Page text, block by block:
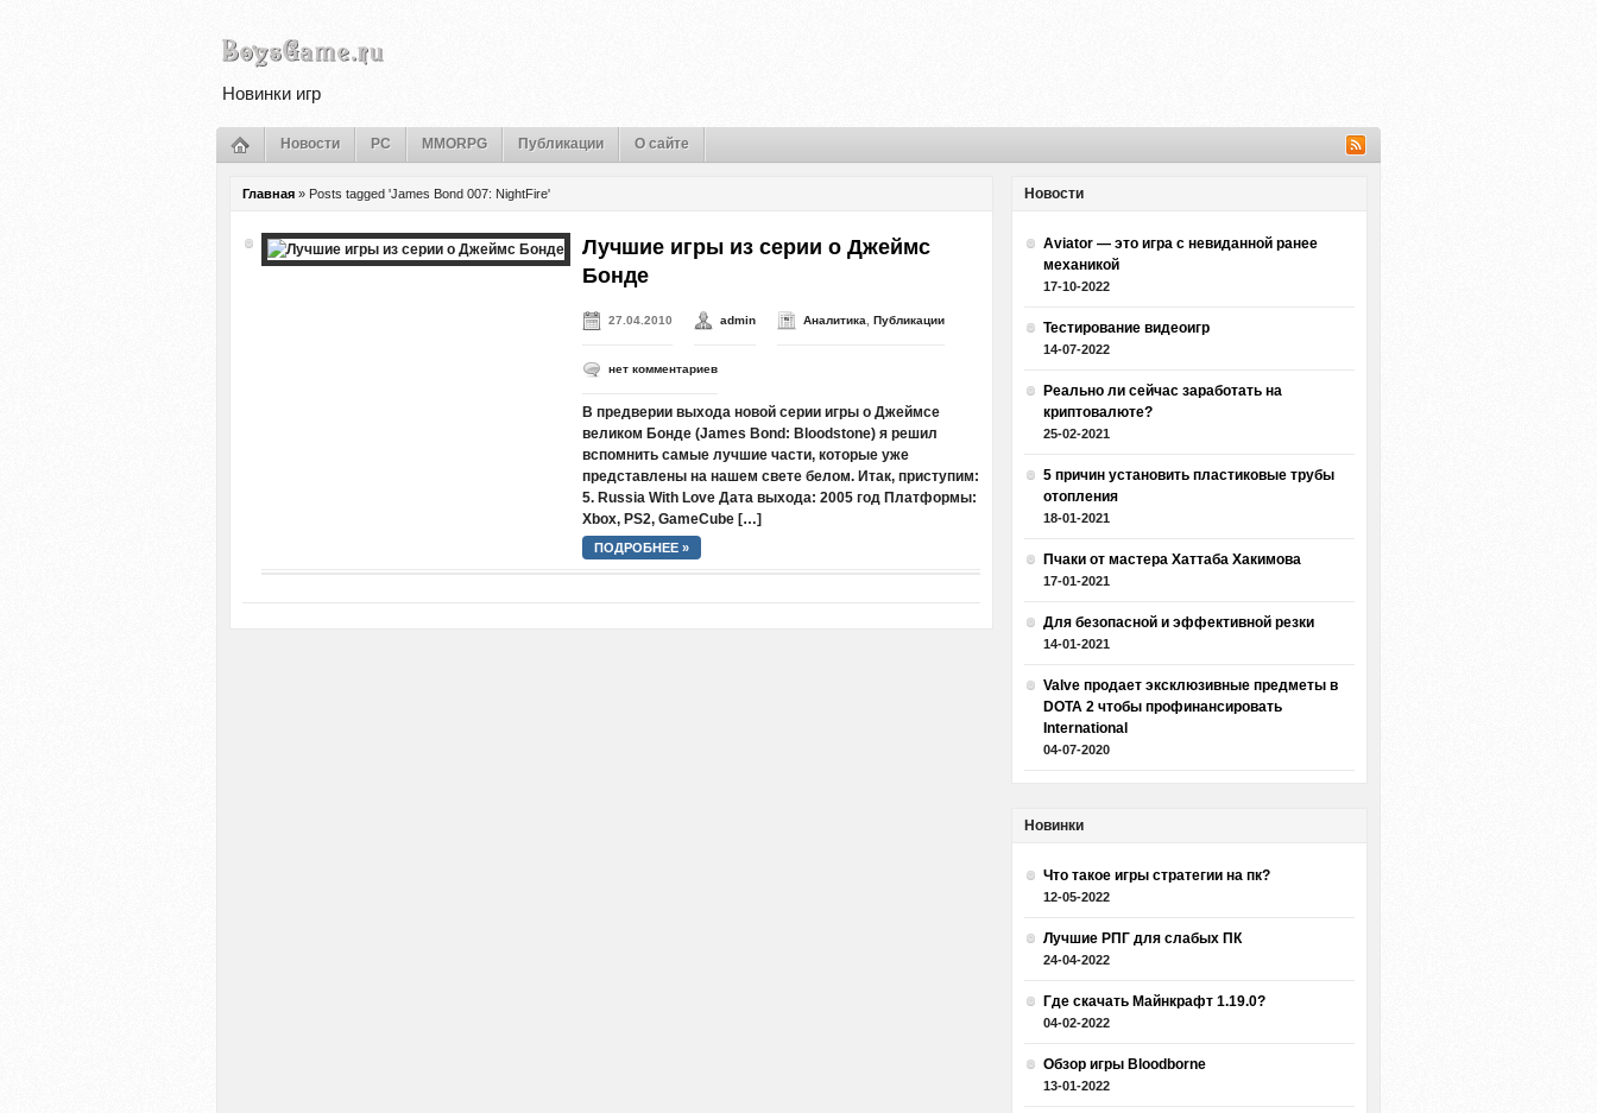
Новинки игр
Новости PC MMORPG Публикации О сайте
Главная » Posts tagged 'James Bond 007: NightFire'
Лучшие игры из серии о Джеймс
Бонде
27.04.2010 admin Аналитика Публикации
нет комментариев
В предверии выхода новой серии игры о Джеймсе
великом Бонде (James Bond: Bloodstone) я решил
вспомнить самые лучшие части, которые уже
представлены на нашем свете белом. Итак, приступим:
5. Russia With Love Дата выхода: 2005 год Платформы:
Xbox, PS2, GameCube […]
ПОДРОБНЕЕ »
Новости
Aviator — это игра с невиданной ранее
механикой
17-10-2022
Тестирование видеоигр
14-07-2022
Реально ли сейчас заработать на
криптовалюте?
25-02-2021
5 причин установить пластиковые трубы
отопления
18-01-2021
Пчаки от мастера Хаттаба Хакимова
17-01-2021
Для безопасной и эффективной резки
14-01-2021
Valve продает эксклюзивные предметы в
DOTA 2 чтобы профинансировать
International
04-07-2020
Новинки
Что такое игры стратегии на пк?
12-05-2022
Лучшие РПГ для слабых ПК
24-04-2022
Где скачать Майнкрафт 1.19.0?
04-02-2022
Обзор игры Bloodborne
13-01-2022